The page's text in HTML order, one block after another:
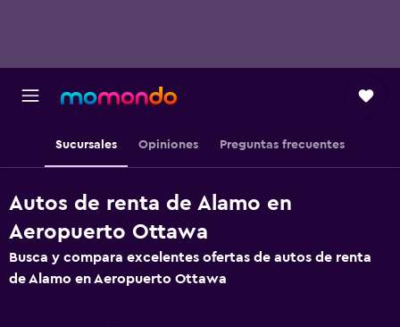
Sucursales Opiniones Preguntas frecuentes
Autos de renta de Alamo en
Aeropuerto Ottawa
Busca y compara excelentes ofertas de autos de renta
de Alamo en Aeropuerto Ottawa